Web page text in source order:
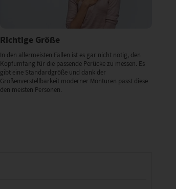
Richtige Größe
In den allermeisten Fällen ist es gar nicht nötig, den
Kopfumfang für die passende Perücke zu messen. Es
gibt eine Standardgröße und dank der
Größenverstellbarkeit moderner Monturen passt diese
den meisten Personen.